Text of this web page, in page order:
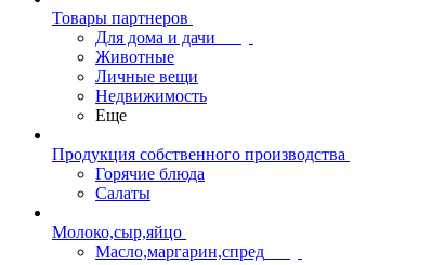
Товары партнеров
Для дома и дачи
Животные
Личные вещи
Недвижимость
Еще
Продукция собственного производства
Горячие блюда
Салаты
Молоко,сыр,яйцо
Масло,маргарин,спред